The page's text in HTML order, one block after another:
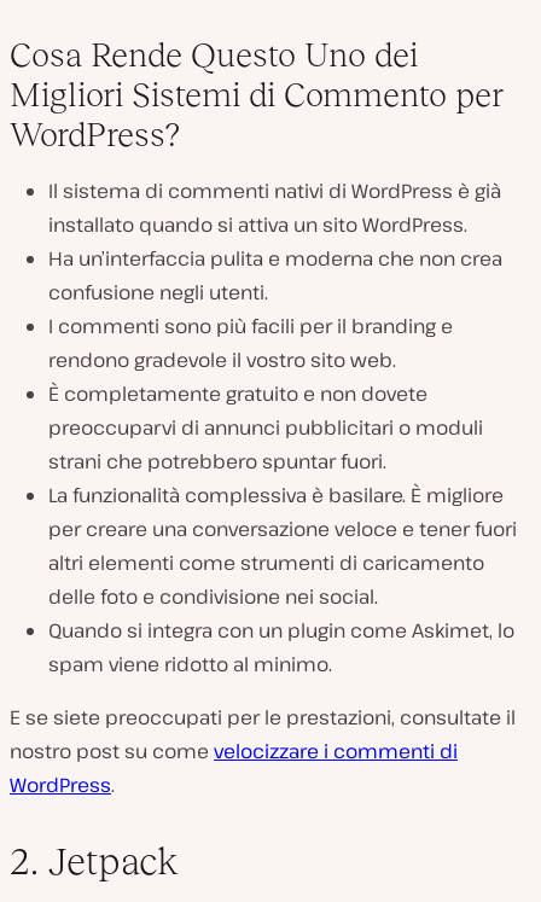
Cosa Rende Questo Uno dei
Migliori Sistemi di Commento per
WordPress?
Il sistema di commenti nativi di WordPress è già
installato quando si attiva un sito WordPress.
Ha un’interfaccia pulita e moderna che non crea
confusione negli utenti.
I commenti sono più facili per il branding e
rendono gradevole il vostro sito web.
È completamente gratuito e non dovete
preoccuparvi di annunci pubblicitari o moduli
strani che potrebbero spuntar fuori.
La funzionalità complessiva è basilare. È migliore
per creare una conversazione veloce e tener fuori
altri elementi come strumenti di caricamento
delle foto e condivisione nei social.
Quando si integra con un plugin come Askimet, lo
spam viene ridotto al minimo.
E se siete preoccupati per le prestazioni, consultate il
nostro post su come velocizzare i commenti di
WordPress.
2. Jetpack